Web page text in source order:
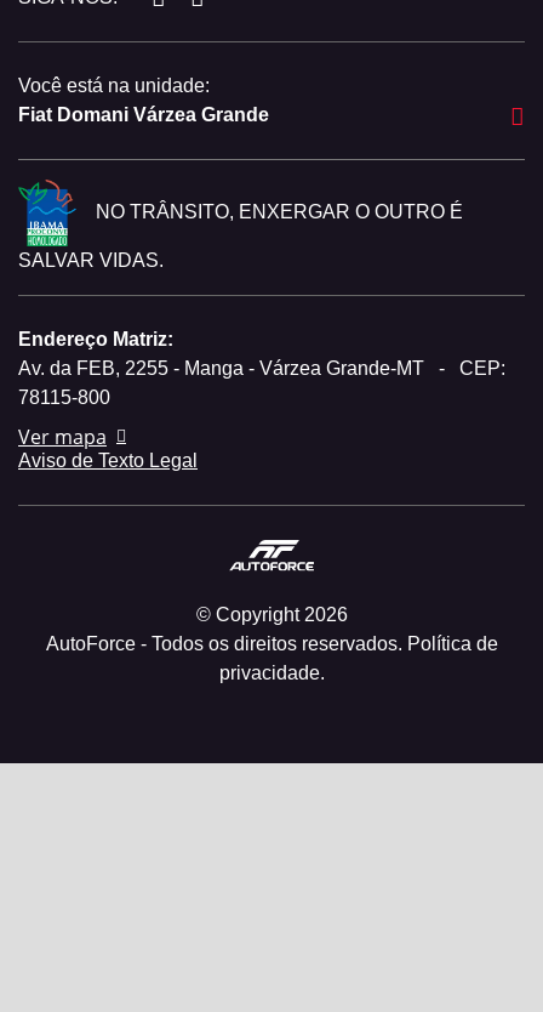
Você está na unidade:
Fiat Domani Várzea Grande
NO TRÂNSITO, ENXERGAR O OUTRO É
SALVAR VIDAS.
Endereço Matriz:
Av. da FEB, 2255 - Manga - Várzea Grande-MT
-
CEP:
78115-800
Ver mapa
Aviso de Texto Legal
© Copyright 2026
AutoForce - Todos os direitos reservados. Política de
privacidade.